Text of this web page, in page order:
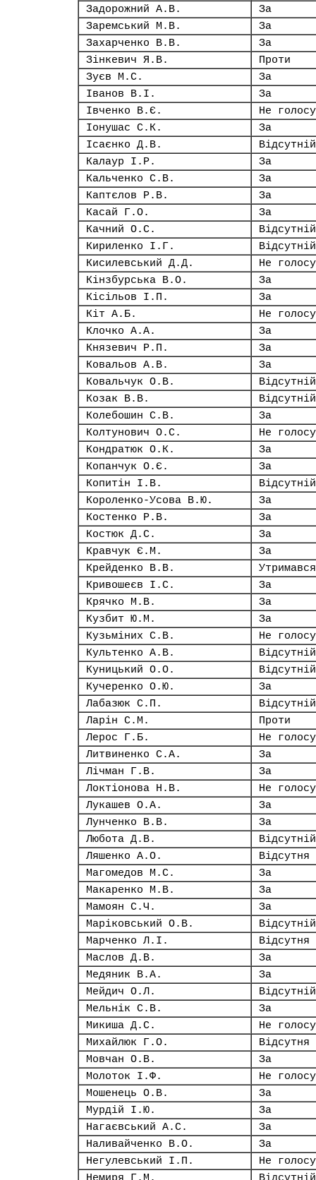
Задорожний А.В.
За
Заремський М.В.
За
Захарченко В.В.
За
Зінкевич Я.В.
Проти
Зуєв М.С.
За
Іванов В.І.
За
Івченко В.Є.
Не
Іонушас С.К.
За
Ісаєнко Д.В.
Відсутній
Калаур І.Р.
За
Кальченко С.В.
За
Каптєлов Р.В.
За
Касай Г.О.
За
Качний О.С.
Відсутній
Кириленко І.Г.
Відсутній
Кисилевський Д.Д.
Не
Кінзбурська В.О.
За
Кісільов І.П.
За
Кіт А.Б.
Не
Клочко А.А.
За
Князевич Р.П.
За
Ковальов А.В.
За
Ковальчук О.В.
Відсутній
Козак В.В.
Відсутній
Колебошин С.В.
За
Колтунович О.С.
Не
Кондратюк О.К.
За
Копанчук О.Є.
За
Копитін І.В.
Відсутній
Короленко-Усова В.Ю.
За
Костенко Р.В.
За
Костюк Д.С.
За
Кравчук Є.М.
За
Крейденко В.В.
Утримався
Кривошеєв І.С.
За
Крячко М.В.
За
Кузбит Ю.М.
За
Кузьміних С.В.
Не
Культенко А.В.
Відсутній
Куницький О.О.
Відсутній
Кучеренко О.Ю.
За
Лабазюк С.П.
Відсутній
Ларін С.М.
Проти
Лерос Г.Б.
Не
Литвиненко С.А.
За
Лічман Г.В.
За
Локтіонова Н.В.
Не
Лукашев О.А.
За
Лунченко В.В.
За
Любота Д.В.
Відсутній
Ляшенко А.О.
Відсутня
Магомедов М.С.
За
Макаренко М.В.
За
Мамоян С.Ч.
За
Маріковський О.В.
Відсутній
Марченко Л.І.
Відсутня
Маслов Д.В.
За
Медяник В.А.
За
Мейдич О.Л.
Відсутній
Мельнік С.В.
За
Микиша Д.С.
Не
Михайлюк Г.О.
Відсутня
Мовчан О.В.
За
Молоток І.Ф.
Не
Мошенець О.В.
За
Мурдій І.Ю.
За
Нагаєвський А.С.
За
Наливайченко В.О.
За
Негулевський І.П.
Не